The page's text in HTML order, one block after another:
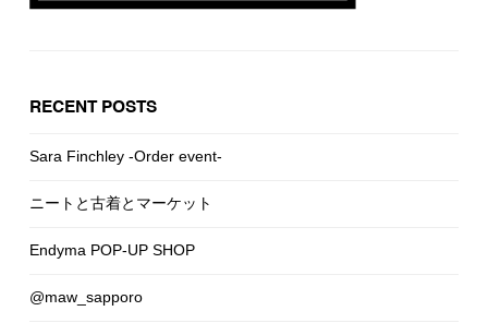
RECENT POSTS
Sara Finchley -Order event-
ニートと古着とマーケット
Endyma POP-UP SHOP
@maw_sapporo